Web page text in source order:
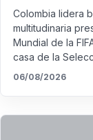
Colombia lidera
multitudinaria
Mundial de la
casa de la
06/08/2026